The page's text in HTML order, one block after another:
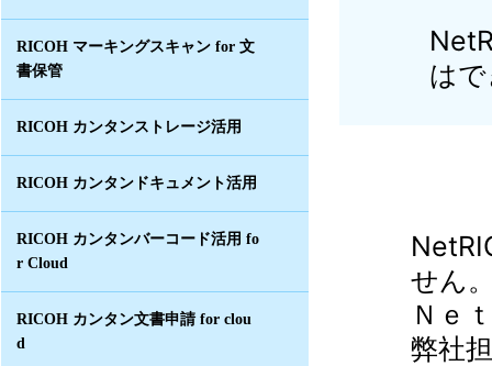
RICOH マーキングスキャン for 文
書保管
RICOH カンタンストレージ活用
RICOH カンタンドキュメント活用
RICOH カンタンバーコード活用 fo
r Cloud
RICOH カンタン文書申請 for clou
d
は
せん
Ｎｅ
弊社